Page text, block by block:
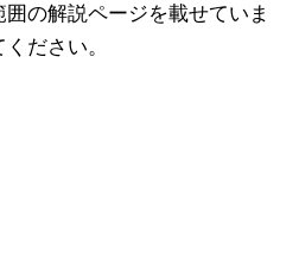
の解説ページを載せていま
ださい。